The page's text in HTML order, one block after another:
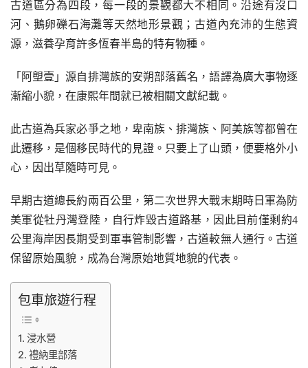
古道區分為四段，每一段的景觀都大不相同。沿途有沒口
河、鵝卵礫石海灘等天然地形景觀；古道內充沛的生態資
源，滋養孕育許多恆春半島的特有物種。
「阿塱壹」源自排灣族的安朔部落舊名，語譯為廣大事物逐
漸縮小貌，在康熙年間就已被相關文獻紀載。
此古道為兵家必爭之地，卑南族、排灣族、阿美族等都曾在
此遷移，是個移民時代的見證。只要上了山頭，便要格外小
心，因出草隨時可見。
早期古道總長約兩百公里，第二次世界大戰末期時日軍為防
美軍從牡丹灣登陸，自行炸毀古道路基，因此目前僅剩約4
公里海岸因長期受到軍事管制影響，古道較無人通行。古道
保留原始風貌，成為台灣原始地質地貌的代表。
包車旅遊行程
浸水營
禮納里部落